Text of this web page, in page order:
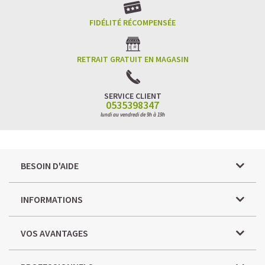
pour vous aider à mieux contrôler votre appétit.
FIDÉLITÉ RÉCOMPENSÉE
RETRAIT GRATUIT EN MAGASIN
SERVICE CLIENT
0535398347
lundi au vendredi de 9h à 19h
BESOIN D'AIDE
INFORMATIONS
VOS AVANTAGES